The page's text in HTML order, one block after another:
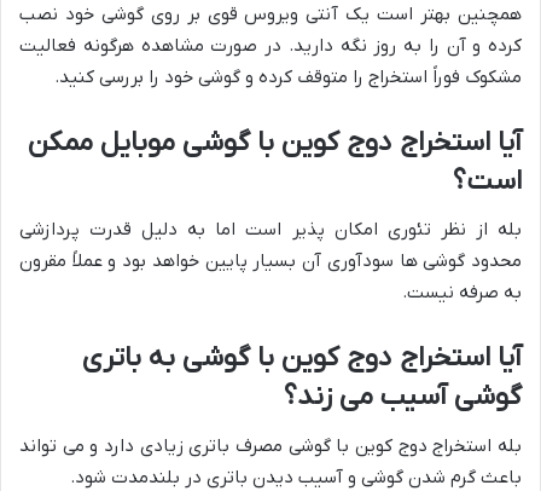
همچنین بهتر است یک آنتی ویروس قوی بر روی گوشی خود نصب
کرده و آن را به روز نگه دارید. در صورت مشاهده هرگونه فعالیت
مشکوک فوراً استخراج را متوقف کرده و گوشی خود را بررسی کنید.
آیا استخراج دوج کوین با گوشی موبایل ممکن
است؟
بله از نظر تئوری امکان پذیر است اما به دلیل قدرت پردازشی
محدود گوشی ها سودآوری آن بسیار پایین خواهد بود و عملاً مقرون
به صرفه نیست.
آیا استخراج دوج کوین با گوشی به باتری
گوشی آسیب می زند؟
بله استخراج دوج کوین با گوشی مصرف باتری زیادی دارد و می تواند
باعث گرم شدن گوشی و آسیب دیدن باتری در بلندمدت شود.